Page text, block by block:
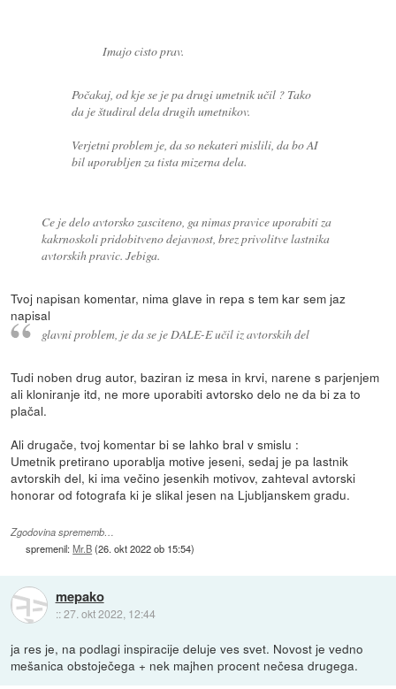
Imajo cisto prav.
Počakaj, od kje se je pa drugi umetnik učil ? Tako
da je študiral dela drugih umetnikov.
Verjetni problem je, da so nekateri mislili, da bo AI
bil uporabljen za tista mizerna dela.
Ce je delo avtorsko zasciteno, ga nimas pravice uporabiti za
kakrnoskoli pridobitveno dejavnost, brez privolitve lastnika
avtorskih pravic. Jebiga.
Tvoj napisan komentar, nima glave in repa s tem kar sem jaz
napisal
glavni problem, je da se je DALE-E učil iz avtorskih del
Tudi noben drug autor, baziran iz mesa in krvi, narene s parjenjem
ali kloniranje itd, ne more uporabiti avtorsko delo ne da bi za to
plačal.
Ali drugače, tvoj komentar bi se lahko bral v smislu :
Umetnik pretirano uporablja motive jeseni, sedaj je pa lastnik
avtorskih del, ki ima večino jesenkih motivov, zahteval avtorski
honorar od fotografa ki je slikal jesen na Ljubljanskem gradu.
Zgodovina sprememb…
spremenil:Mr.B(26. okt 2022 ob 15:54)
mepako
::27. okt 2022, 12:44
ja res je, na podlagi inspiracije deluje ves svet. Novost je vedno
mešanica obstoječega + nek majhen procent nečesa drugega.